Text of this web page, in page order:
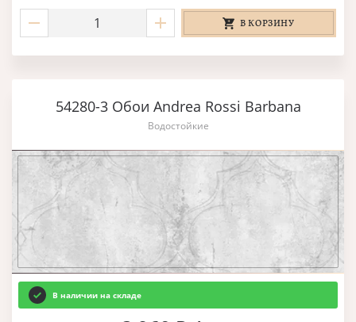
В КОРЗИНУ
54280-3 Обои Andrea Rossi Barbana
Водостойкие
В наличии на складе